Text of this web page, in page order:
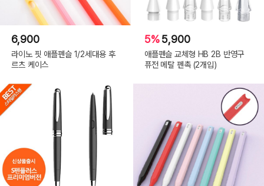
6,900
라이노 핏 애플펜슬 1/2세대용 후
르츠 케이스
5%5,900
애플펜슬 교체형 HB 2B 반영구
퓨전 메탈 펜촉 (2개입)